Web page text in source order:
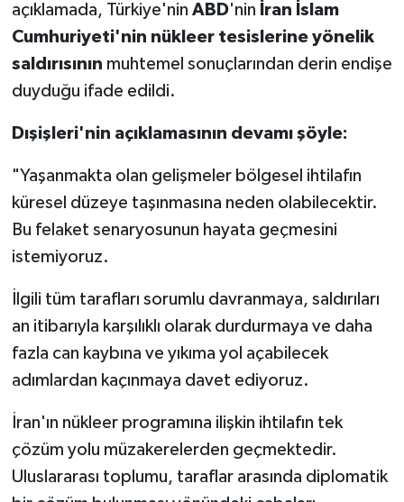
açıklamada, Türkiye'nin ABD'nin İran İslam
Cumhuriyeti'nin nükleer tesislerine yönelik
saldırısının muhtemel sonuçlarından derin endişe
duyduğu ifade edildi.
Dışişleri'nin açıklamasının devamı şöyle:
"Yaşanmakta olan gelişmeler bölgesel ihtilafın
küresel düzeye taşınmasına neden olabilecektir.
Bu felaket senaryosunun hayata geçmesini
istemiyoruz.
İlgili tüm tarafları sorumlu davranmaya, saldırıları
an itibarıyla karşılıklı olarak durdurmaya ve daha
fazla can kaybına ve yıkıma yol açabilecek
adımlardan kaçınmaya davet ediyoruz.
İran'ın nükleer programına ilişkin ihtilafın tek
çözüm yolu müzakerelerden geçmektedir.
Uluslararası toplumu, taraflar arasında diplomatik